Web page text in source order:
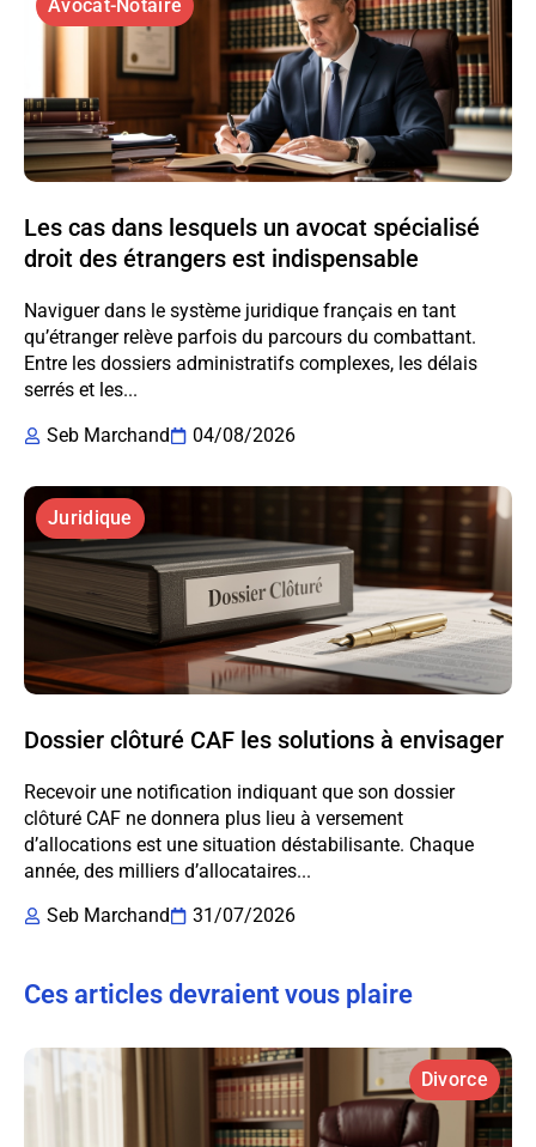
Avocat-Notaire
Les cas dans lesquels un avocat spécialisé
droit des étrangers est indispensable
Naviguer dans le système juridique français en tant
qu’étranger relève parfois du parcours du combattant.
Entre les dossiers administratifs complexes, les délais
serrés et les...
Seb Marchand
04/08/2026
Juridique
Dossier clôturé CAF les solutions à envisager
Recevoir une notification indiquant que son dossier
clôturé CAF ne donnera plus lieu à versement
d’allocations est une situation déstabilisante. Chaque
année, des milliers d’allocataires...
Seb Marchand
31/07/2026
Ces articles devraient vous plaire
Divorce